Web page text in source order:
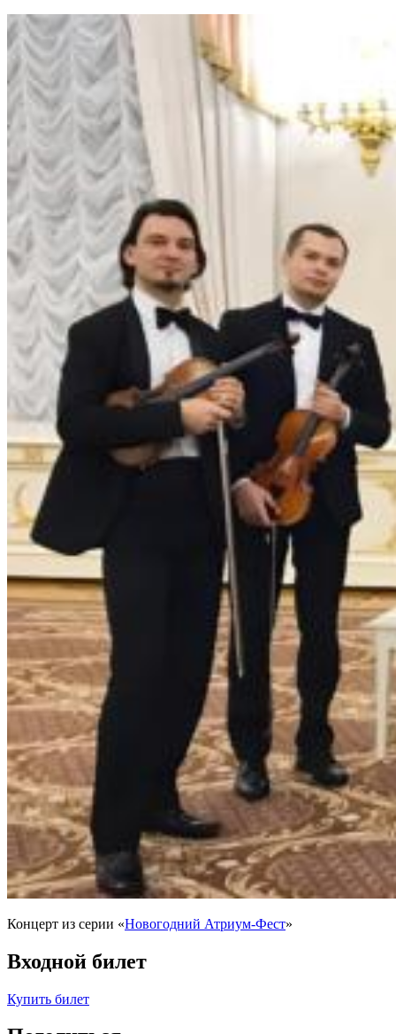
Концерт из серии «Новогодний Атриум-Фест»
Входной билет
Купить билет